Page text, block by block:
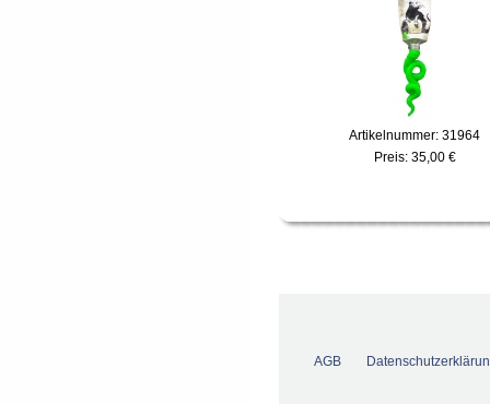
Artikelnummer: 31964
Preis: 35,00 €
AGB